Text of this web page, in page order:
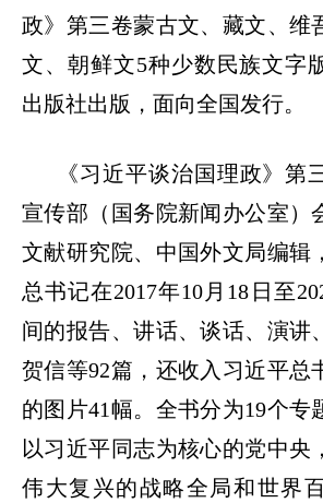
政》第三卷蒙古文、藏文、维
文、朝鲜文5种少数民族文字
出版社出版，面向全国发行。
《习近平谈治国理政》第
宣传部（国务院新闻办公室）
文献研究院、中国外文局编辑
总书记在2017年10月18日至
间的报告、讲话、谈话、演讲
贺信等92篇，还收入习近平总
的图片41幅。全书分为19个专
以习近平同志为核心的党中央
伟大复兴的战略全局和世界